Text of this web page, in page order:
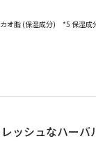
脂 (保湿成分) *5 保湿成
ッシュなハーバ